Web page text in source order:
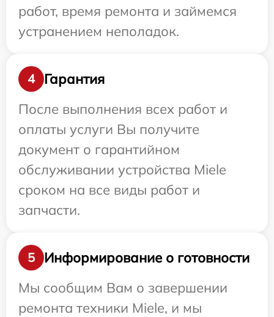
работ, время ремонта и займемся
устранением неполадок.
4
Гарантия
После выполнения всех работ и
оплаты услуги Вы получите
документ о гарантийном
обслуживании устройства Miele
сроком на все виды работ и
запчасти.
5
Информирование о готовности
Мы сообщим Вам о завершении
ремонта техники Miele, и мы